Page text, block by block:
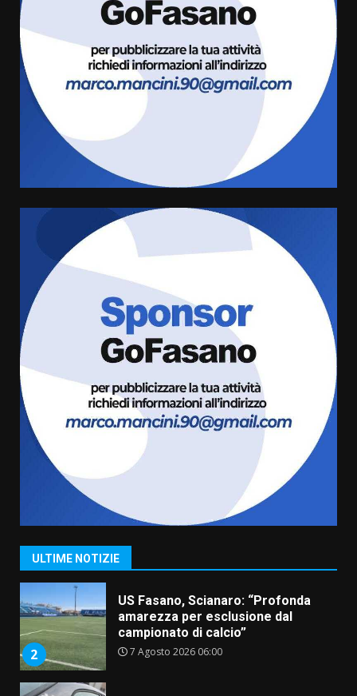
ULTIME NOTIZIE
Fasanese ferito a colpi di arma
da fuoco
6 Agosto 2026 18:13
Carta d’identità: continua il piano
di aperture straordinarie del
Comune di Fasano
cittadina di Fratelli d’Italia,
pronta a tornare in Consiglio
comunale
6 Agosto 2026 08:00
Cura dei beni comuni e
cittadinanza attiva: online
l’avviso per la gestione
condivisa della Villetta di
Laureto
La magia del Minareto e la prima
assoluta de “L’Albergo
Belvedere. Il rapimento”
6 Agosto 2026 06:15
1
“I Contestatori: Musica di
Rivoluzione”: nuovo
appuntamento con “Fasano in
2
US Fasano, Scianaro: “Profonda
amarezza per esclusione dal
campionato di calcio”
7 Agosto 2026 06:00